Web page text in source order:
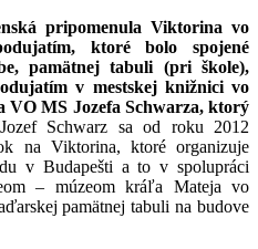
pripomenula Viktorina vo
ktoré bolo spojené
pamätnej tabuli (pri škole),
v mestskej knižnici vo
VO MS Jozefa Schwarza, ktorý
Jozef Schwarz sa od roku 2012
na Viktorina, ktoré organizuje
v Budapešti a to v spolupráci
– múzeom kráľa Mateja vo
pamätnej tabuli na budove